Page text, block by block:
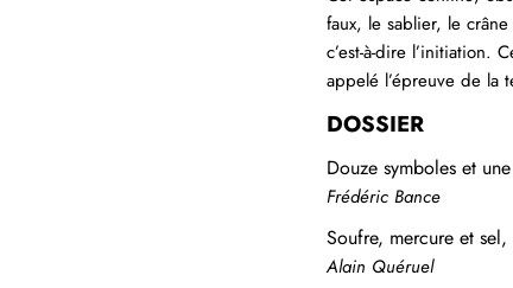
faux, le sablier, le
c’est-à-dire l’initiation.
appelé l’épreuve de la
DOSSIER
Douze symboles et
Frédéric Bance
Soufre, mercure et
Alain Quéruel